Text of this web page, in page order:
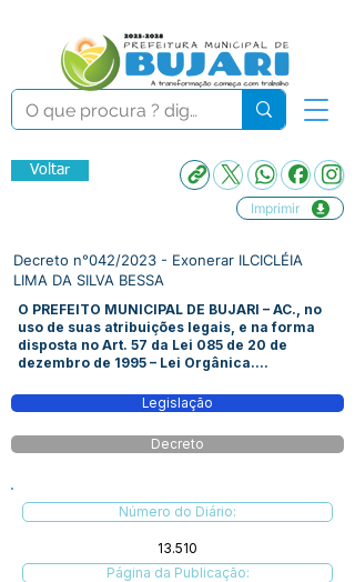
Voltar
Imprimir
Decreto n°042/2023 - Exonerar ILCICLÉIA
LIMA DA SILVA BESSA
O PREFEITO MUNICIPAL DE BUJARI – AC., no
uso de suas atribuições legais, e na forma
disposta no Art. 57 da Lei 085 de 20 de
dezembro de 1995 – Lei Orgânica....
Legislação
Decreto
Número do Diário:
13.510
Página da Publicação: